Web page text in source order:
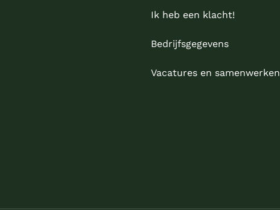
Ik heb een klacht!
Bedrijfsgegevens
Vacatures en samenwerken